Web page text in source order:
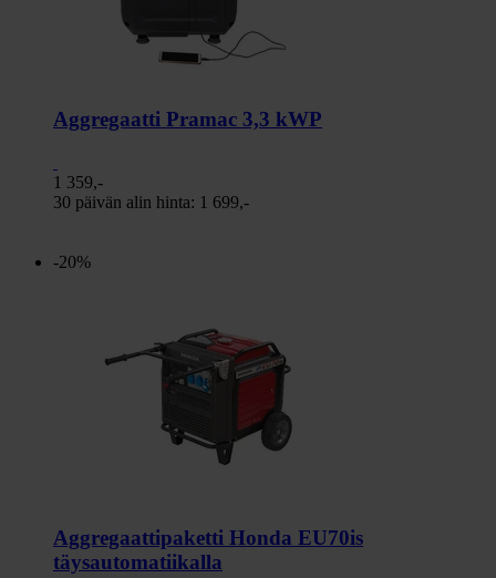
Aggregaatti Pramac 3,3 kWP
1 359,-
30 päivän alin hinta: 1 699,-
-20%
Aggregaattipaketti Honda EU70is
täysautomatiikalla